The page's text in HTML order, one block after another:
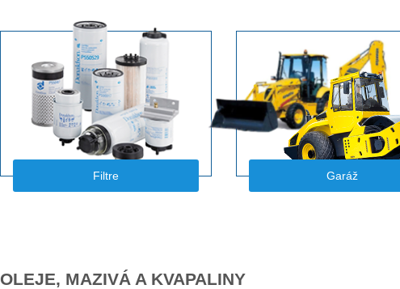
Filtre Garáž
OLEJE, MAZIVÁ A KVAPALINY